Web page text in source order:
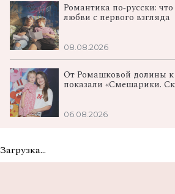
Романтика по‑русски:
любви с первого взгляда
08.08.2026
От Ромашковой долины к
показали «Смешарики.
06.08.2026
Загрузка...